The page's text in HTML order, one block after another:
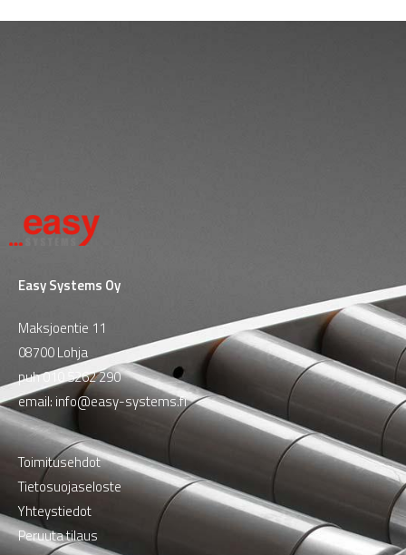
Easy Systems Oy
Maksjoentie 11
08700 Lohja
puh010 5262 290
email: info@easy-systems.fi
Toimitusehdot
Tietosuojaseloste
Yhteystiedot
Peruuta tilaus